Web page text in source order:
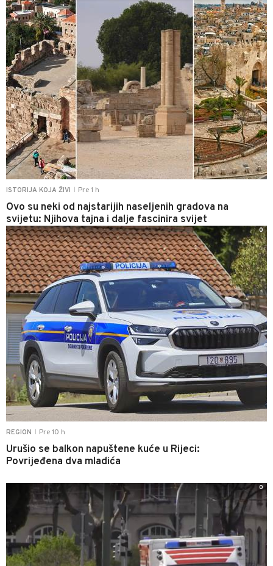
ISTORIJA KOJA ŽIVI Pre 1 h
Ovo su neki od najstarijih naseljenih gradova na
svijetu: Njihova tajna i dalje fascinira svijet
REGION Pre 10 h
Urušio se balkon napuštene kuće u Rijeci:
Povrijeđena dva mladića
0
0